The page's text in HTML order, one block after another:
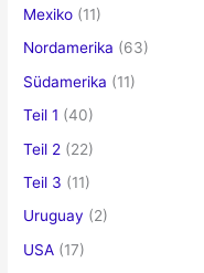
Mexiko (11)
Nordamerika (63)
Südamerika (11)
Teil 1 (40)
Teil 2 (22)
Teil 3 (11)
Uruguay (2)
USA (17)